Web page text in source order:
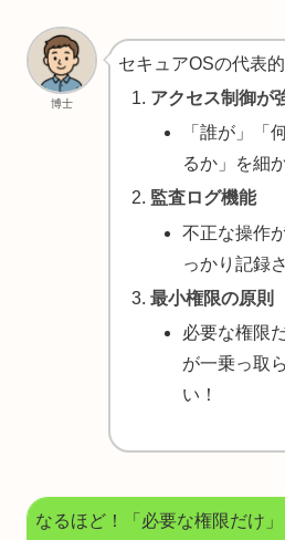
博士
セキュアOSの代表
アクセス制御が
「誰が」「
るか」を細
監査ログ機能
不正な操作
っかり記録
最小権限の原則
必要な権限
が一乗っ取
い！
なるほど！「必要な権限だけ